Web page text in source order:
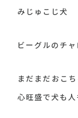
みじゅこじ犬
ビーグルのチ
まだまだおこ
心旺盛で犬も